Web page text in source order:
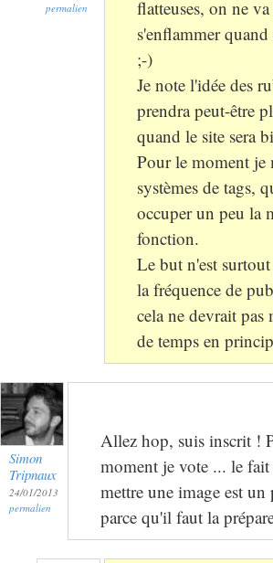
permalien
flatteuses, on ne va
s'enflammer
;-)
Je note l'idée des
prendra peut-être
quand le site sera
Pour le moment je
systèmes de tags,
occuper un peu la
fonction.
Le but n'est surtout
la fréquence de
cela ne devrait pas
de temps en
Simon
Tripnaux
24/01/2013
permalien
Allez hop, suis inscrit !
moment je vote ... le
mettre une image est un
parce qu'il faut la